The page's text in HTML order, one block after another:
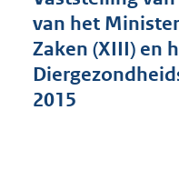
van het
Zaken (XIII) en
2015